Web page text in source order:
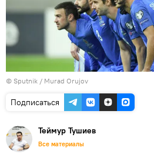
© Sputnik / Murad Orujov
Подписаться
Теймур Тушиев
Все материалы